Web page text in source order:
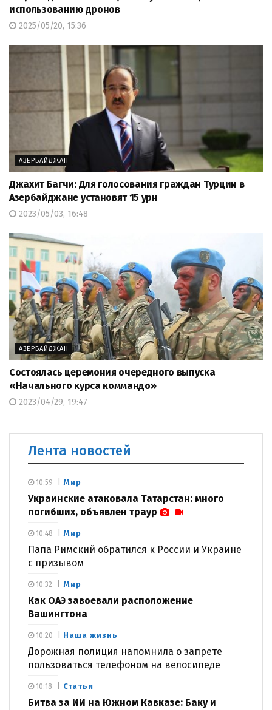
использованию дронов
2025/05/20, 15:36
АЗЕРБАЙДЖАН
Джахит Багчи: Для голосования граждан Турции в
Азербайджане установят 15 урн
2023/05/03, 16:48
АЗЕРБАЙДЖАН
Состоялась церемония очередного выпуска
«Начального курса коммандо»
2023/04/29, 19:47
Лента новостей
Мир
Украинские атаковала Татарстан: много
погибших, объявлен траур
10:59
Мир
Папа Римский обратился к России и Украине
с призывом
10:48
Мир
Как ОАЭ завоевали расположение
Вашингтона
10:32
Наша жизнь
Дорожная полиция напомнила о запрете
пользоваться телефоном на велосипеде
10:20
Статьи
Битва за ИИ на Южном Кавказе: Баку и
10:18